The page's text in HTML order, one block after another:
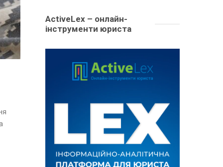
ActiveLex – онлайн-
інструменти юриста